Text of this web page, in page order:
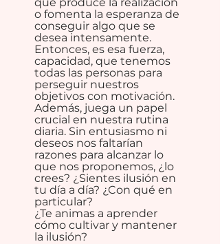
o fomenta la esperanza de
conseguir algo que se
desea intensamente.
Entonces, es esa fuerza,
capacidad, que tenemos
todas las personas para
perseguir nuestros
objetivos con motivación.
Además, juega un papel
crucial en nuestra rutina
diaria. Sin entusiasmo ni
deseos nos faltarían
razones para alcanzar lo
que nos proponemos, ¿lo
crees? ¿Sientes ilusión en
tu día a día? ¿Con qué en
particular?
¿Te animas a aprender
cómo cultivar y mantener
la ilusión?